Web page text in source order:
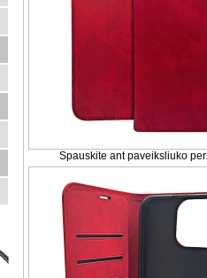
Spauskite ant paveiksliuko